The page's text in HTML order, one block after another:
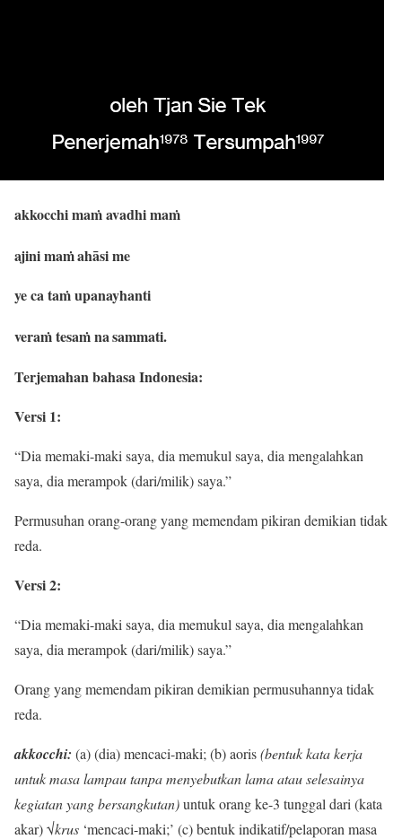
akkocchi maṁ avadhi maṁ
ajini maṁahāsi me
ye ca taṁ upanayhanti
veraṁ tesaṁ nasammati.
Terjemahan bahasa Indonesia:
Versi 1:
“Dia memaki-maki saya, dia memukul saya, dia mengalahkan
saya, dia merampok (dari/milik) saya.”
Permusuhan orang-orang yang memendam pikiran demikian tidak
reda.
Versi 2:
“Dia memaki-maki saya, dia memukul saya, dia mengalahkan
saya, dia merampok (dari/milik) saya.”
Orang yang memendam pikiran demikian permusuhannya tidak
reda.
akkocchi: (a) (dia) mencaci-maki; (b) aoris(bentuk kata kerja
untuk masa lampau tanpa menyebutkan lama atau selesainya
kegiatan yang bersangkutan)untuk orang ke-3 tunggal dari (kata
akar) √krus ‘mencaci-maki;’ (c) bentuk indikatif/pelaporan masa